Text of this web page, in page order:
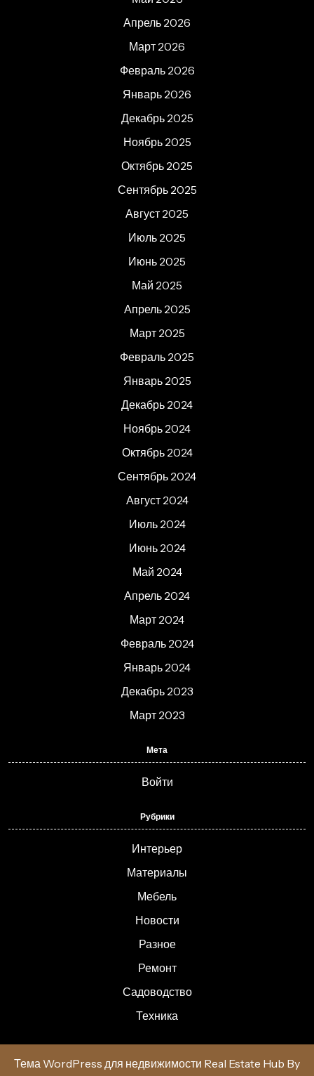
Апрель 2026
Март 2026
Февраль 2026
Январь 2026
Декабрь 2025
Ноябрь 2025
Октябрь 2025
Сентябрь 2025
Август 2025
Июль 2025
Июнь 2025
Май 2025
Апрель 2025
Март 2025
Февраль 2025
Январь 2025
Декабрь 2024
Ноябрь 2024
Октябрь 2024
Сентябрь 2024
Август 2024
Июль 2024
Июнь 2024
Май 2024
Апрель 2024
Март 2024
Февраль 2024
Январь 2024
Декабрь 2023
Март 2023
Мета
Войти
Рубрики
Интерьер
Материалы
Мебель
Новости
Разное
Ремонт
Садоводство
Техника
Тема WordPress для недвижимости Real Estate Hub By